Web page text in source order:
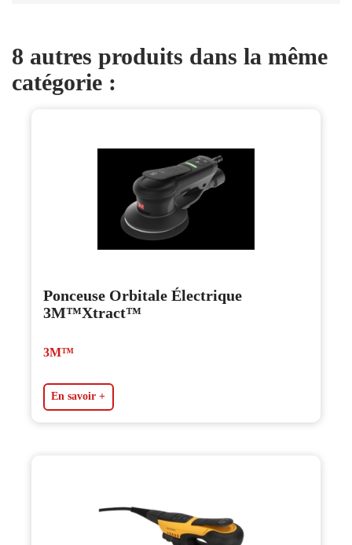
8 autres produits dans la même
catégorie :
Ponceuse Orbitale Électrique
3M™Xtract™
3M™
En savoir +